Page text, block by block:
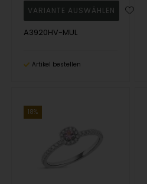
A3920HV-MUL
Artikel bestellen
18%